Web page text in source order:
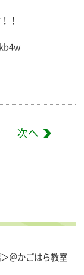
！
＠かごはら教室